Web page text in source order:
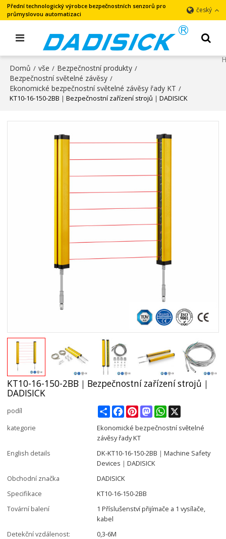
Přední technologický výrobce bezpečnostních senzorů pro
průmyslovou automatizaci
český
Domů / vše / Bezpečnostní produkty /
Bezpečnostní světelné závěsy /
Ekonomické bezpečnostní světelné závěsy řady KT /
KT10-16-150-2BB｜Bezpečnostní zařízení strojů｜DADISICK
KT10-16-150-2BB｜Bezpečnostní zařízení strojů｜
DADISICK
podíl ShareFacebookPinterestMastodonWhatsApp
kategorie
Ekonomické bezpečnostní světelné
závěsy řady KT
English details
DK-KT10-16-150-2BB｜Machine Safety
Devices｜DADISICK
Obchodní značka
DADISICK
Specifikace
KT10-16-150-2BB
Tovární balení
1 Příslušenství přijímače a 1 vysílače,
kabel
Detekční vzdálenost:
0,3-6M